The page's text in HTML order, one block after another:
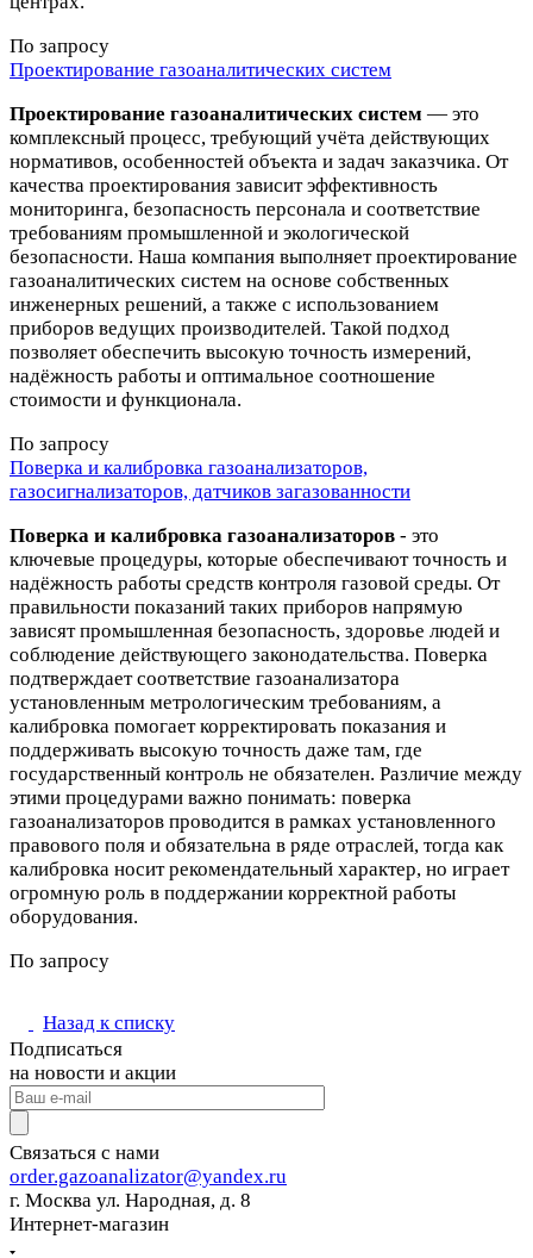
По запросу
Проектирование газоаналитических систем
Проектирование газоаналитических систем — это
комплексный процесс, требующий учёта действующих
нормативов, особенностей объекта и задач заказчика. От
качества проектирования зависит эффективность
мониторинга, безопасность персонала и соответствие
требованиям промышленной и экологической
безопасности. Наша компания выполняет проектирование
газоаналитических систем на основе собственных
инженерных решений, а также с использованием
приборов ведущих производителей. Такой подход
позволяет обеспечить высокую точность измерений,
надёжность работы и оптимальное соотношение
стоимости и функционала.
По запросу
Поверка и калибровка газоанализаторов,
газосигнализаторов, датчиков загазованности
Поверка и калибровка газоанализаторов - это
ключевые процедуры, которые обеспечивают точность и
надёжность работы средств контроля газовой среды. От
правильности показаний таких приборов напрямую
зависят промышленная безопасность, здоровье людей и
соблюдение действующего законодательства. Поверка
подтверждает соответствие газоанализатора
установленным метрологическим требованиям, а
калибровка помогает корректировать показания и
поддерживать высокую точность даже там, где
государственный контроль не обязателен. Различие между
этими процедурами важно понимать: поверка
газоанализаторов проводится в рамках установленного
правового поля и обязательна в ряде отраслей, тогда как
калибровка носит рекомендательный характер, но играет
огромную роль в поддержании корректной работы
оборудования.
По запросу
Назад к списку
Подписаться
на новости и акции
Связаться с нами
order.gazoanalizator@yandex.ru
г. Москва ул. Народная, д. 8
Интернет-магазин